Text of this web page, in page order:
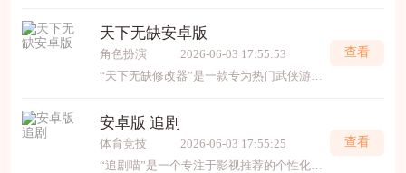
天下无缺安卓版
角色扮演
2026-06-03 17:55:53
查看
安卓版 追剧
体育竞技
2026-06-03 17:55:25
“追剧喵”是一个专注于影视推荐的个性化平台，致力于为用户提供最新、最热门的剧集、电影及综艺资讯。通过智能算法分析用户偏好，精准推送符合口味的影视内容，涵盖国内外各大流
查看